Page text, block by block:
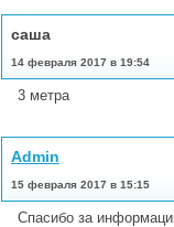
саша
14 февраля 2017 в 19:54
3 метра
Admin
15 февраля 2017 в 15:15
Спасибо за